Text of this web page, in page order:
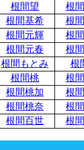
根間望
根
根間基希
根
根間元輝
根
根間元春
根
根間もとみ
根
根間桃
根
根間桃加
根
根間桃奈
根
根間百世
根